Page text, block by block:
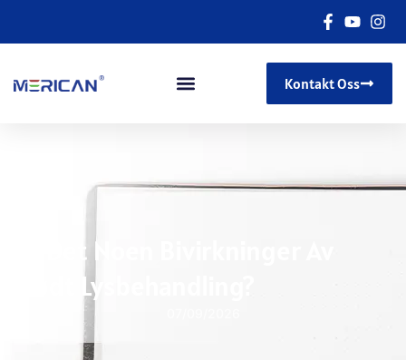
Kontakt Oss
Er Det Noen Bivirkninger Av
Rødt Lysbehandling?